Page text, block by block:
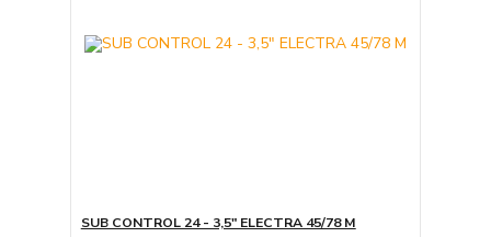
SUB CONTROL 24 - 3,5" ELECTRA 45/78 M